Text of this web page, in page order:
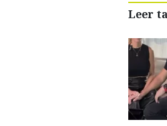
Leer